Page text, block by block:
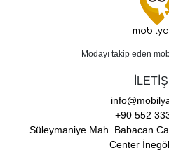
Modayı takip eden
+90 552
Süleymaniye Mah. Babacan
Center